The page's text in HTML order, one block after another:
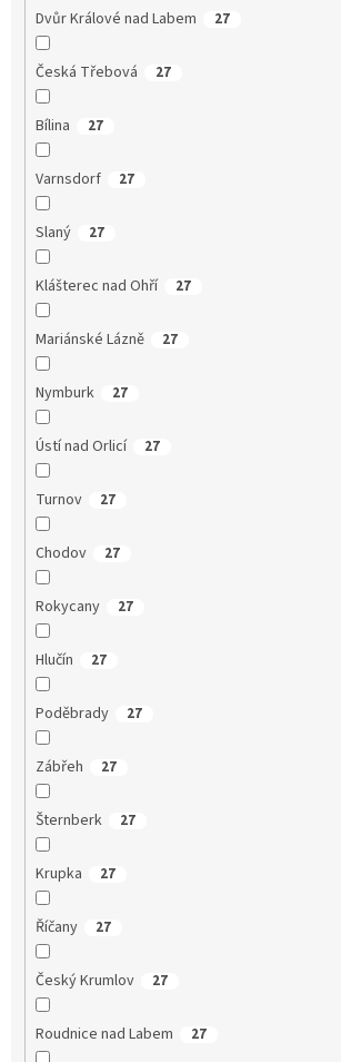
Dvůr Králové nad Labem 27
Česká Třebová 27
Bílina 27
Varnsdorf 27
Slaný 27
Klášterec nad Ohří 27
Mariánské Lázně 27
Nymburk 27
Ústí nad Orlicí 27
Turnov 27
Chodov 27
Rokycany 27
Hlučín 27
Poděbrady 27
Zábřeh 27
Šternberk 27
Krupka 27
Říčany 27
Český Krumlov 27
Roudnice nad Labem 27